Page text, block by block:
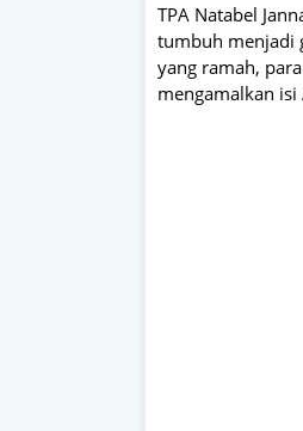
TPA Natabel
tumbuh menjadi
yang ramah,
mengamalkan isi